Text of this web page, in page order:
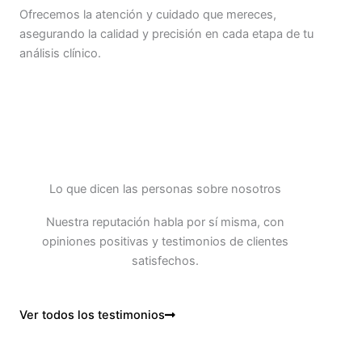
Ofrecemos la atención y cuidado que mereces,
asegurando la calidad y precisión en cada etapa de tu
análisis clínico.
Lo que dicen las personas sobre nosotros
Nuestra reputación habla por sí misma, con
opiniones positivas y testimonios de clientes
satisfechos.
Ver todos los testimonios